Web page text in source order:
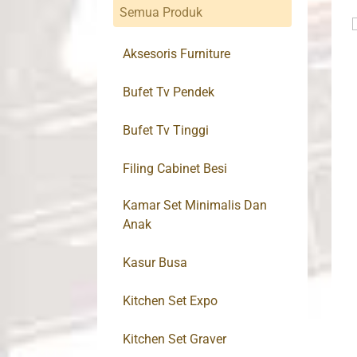
Semua Produk
Aksesoris Furniture
Bufet Tv Pendek
Bufet Tv Tinggi
Filing Cabinet Besi
Kamar Set Minimalis Dan
Anak
Kasur Busa
Kitchen Set Expo
Kitchen Set Graver